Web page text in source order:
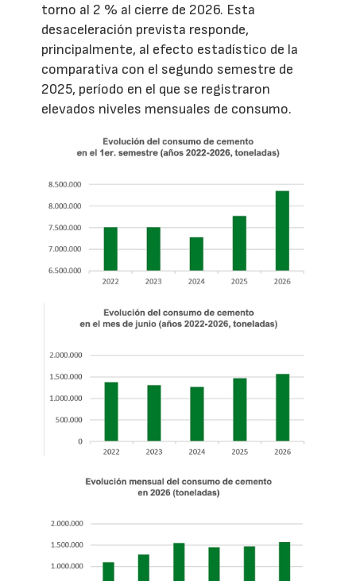
torno al 2 % al cierre de 2026. Esta
desaceleración prevista responde,
principalmente, al efecto estadístico de la
comparativa con el segundo semestre de
2025, período en el que se registraron
elevados niveles mensuales de consumo.